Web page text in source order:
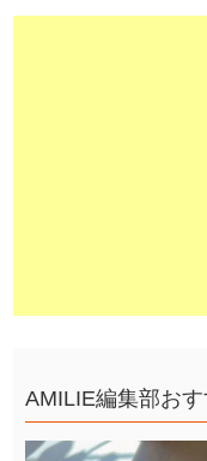
AMILIE編集部お